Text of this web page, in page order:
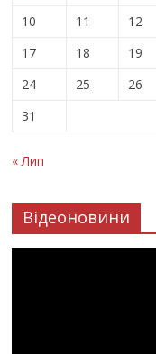
10
11 12
17
18 19
24
25 26
31
« Лип
Відеоновини